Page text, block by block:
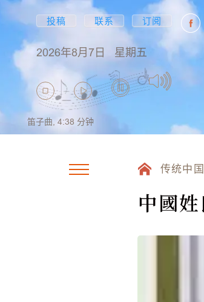
投稿 联系 订阅
2026年8月7日 星期五
笛子曲, 4:38 分钟
传统中国
中國